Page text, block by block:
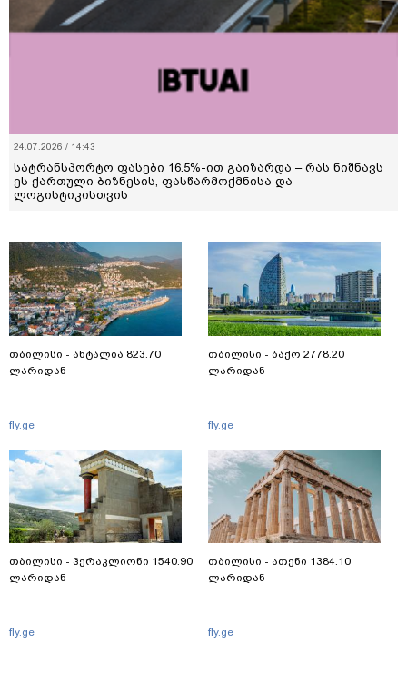
24.07.2026 / 14:43
სატრანსპორტო ფასები 16.5%-ით გაიზარდა – რას ნიშნავს
ეს ქართული ბიზნესის, ფასწარმოქმნისა და
ლოგისტიკისთვის
თბილისი - ანტალია 823.70
ლარიდან
fly.ge
თბილისი - ჰერაკლიონი 1540.90
ლარიდან
fly.ge
თბილისი - ბაქო 2778.20
ლარიდან
fly.ge
თბილისი - ათენი 1384.10
ლარიდან
fly.ge